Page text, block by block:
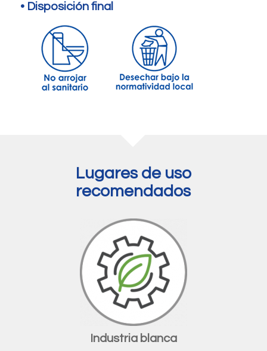
• Disposición final
Lugares de uso
recomendados
Industria blanca